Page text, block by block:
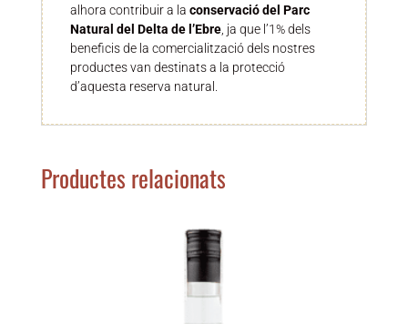
alhora contribuir a la conservació del Parc
Natural del Delta de l’Ebre, ja que l’1% dels
beneficis de la comercialització dels nostres
productes van destinats a la protecció
d’aquesta reserva natural.
Productes relacionats